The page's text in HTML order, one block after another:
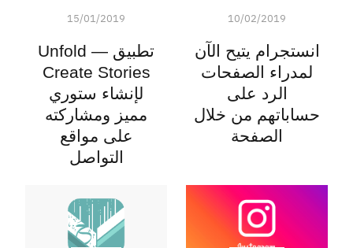
10/02/2019
انستجرام يتيح الآن
لمدراء الصفحات
الرد على
حساباتهم من خلال
الصفحة
15/01/2019
تطبيق Unfold —
لإنشاء ستوري
مميز ومشاركته
على مواقع
التواصل